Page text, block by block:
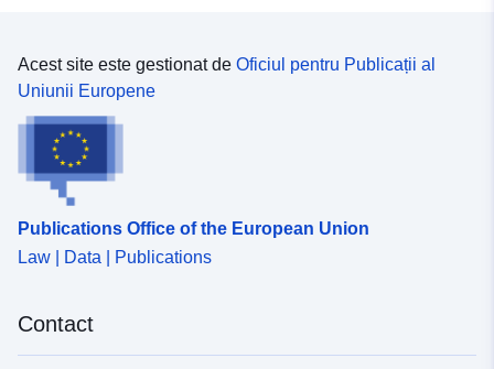
Acest site este gestionat de Oficiul pentru Publicații al
Uniunii Europene
Publications Office of the European Union
Law | Data | Publications
Contact